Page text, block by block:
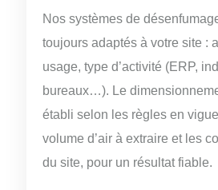
Nos systèmes de
toujours adaptés à votre site :
usage, type d’activité (ERP,
bureaux…). Le
établi selon les règles en
volume d’air à extraire et les
du site, pour un résultat fiable.